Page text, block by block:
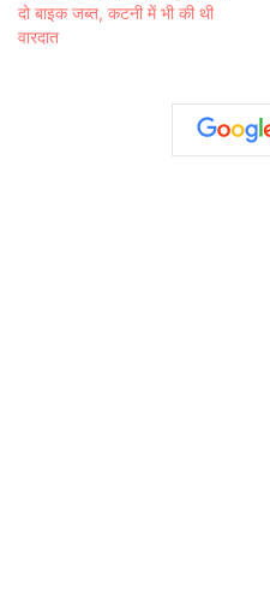
दो बाइक जब्त, कटनी में भी की थी
वारदात